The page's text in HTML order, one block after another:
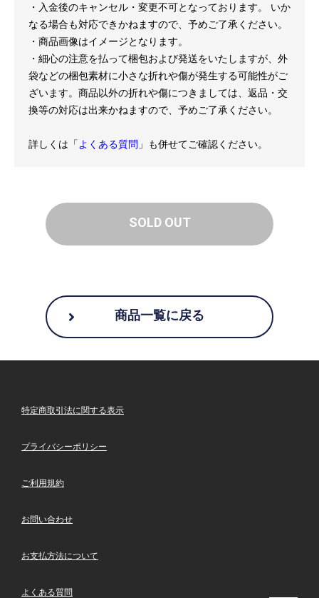
・入金後のキャンセル・変更不可となっております。 いか
なる場合も対応できかねますので、予めご了承ください。
・商品画像はイメージとなります。
・細心の注意を払って梱包および発送をいたしますが、外
袋などの梱包素材に小さな折れや傷が発生する可能性がご
ざいます。商品以外の折れや傷につきましては、返品・交
換等の対応は出来かねますので、予めご了承ください。
詳しくは「よくある質問 」も併せてご確認ください。
SOLD OUT
商品一覧に戻る
特定商取引法に関する表示
プライバシーポリシー
ご利用規約
お問い合わせ
お支払方法について
よくある質問